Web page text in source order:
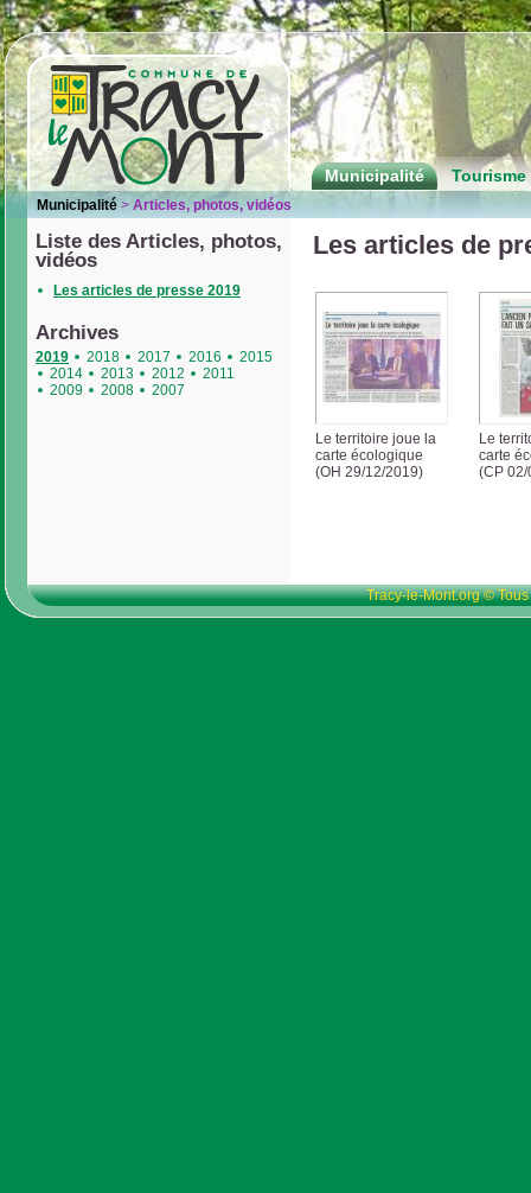
Municipalité
Municipalité > Articles, photos, vidéos
Liste des Articles, photos,
vidéos
Les articles de presse 2019
Archives
2019 2018 2017 2016
2015
2014
2013 2012
2011
2009
2008 2007
Les articles de
Le territoire joue la
carte écologique
(OH 29/12/2019)
Le
carte
(CP
Tracy-le-Mont.org ©